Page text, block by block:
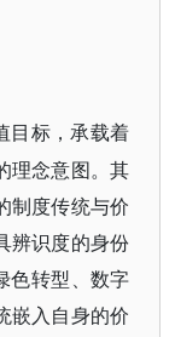
目标，承载着
理念意图。其
制度传统与价
辨识度的身份
色转型、数字
嵌入自身的价